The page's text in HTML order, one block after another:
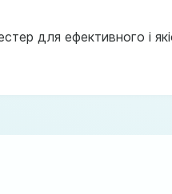
для ефективного і